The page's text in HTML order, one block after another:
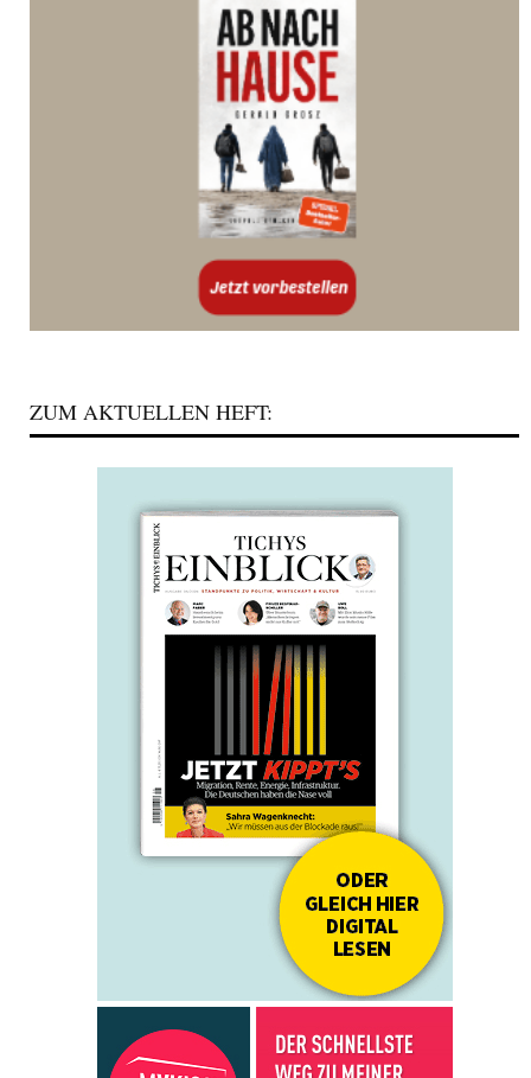
ZUM AKTUELLEN HEFT: